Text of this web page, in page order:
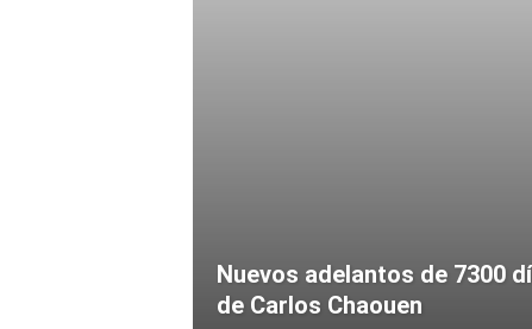
n
Nuevos adelantos de 7300
de Carlos Chaouen